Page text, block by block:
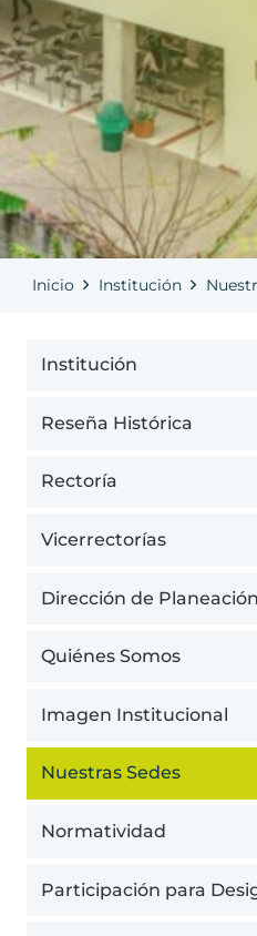
Inicio Institución
Institución
Reseña Histórica
Rectoría
Vicerrectorías
Dirección de Planeación
Quiénes Somos
Imagen Institucional
Nuestras Sedes
Normatividad
Participación para